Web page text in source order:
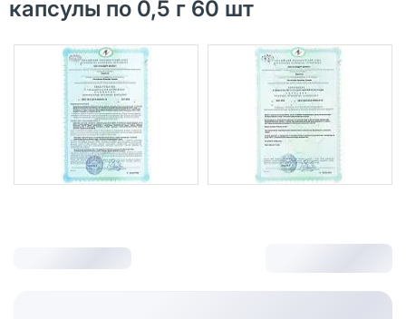
капсулы по 0,5 г 60 шт